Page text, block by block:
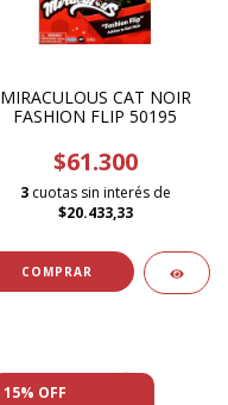
MIRACULOUS CAT NOIR
FASHION FLIP 50195
$61.300
3 cuotas sin interés de
$20.433,33
15% OFF